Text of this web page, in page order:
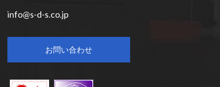
info@s-d-s.co.jp
お問い合わせ